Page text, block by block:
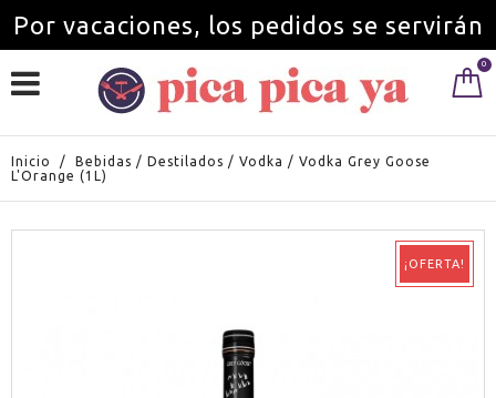
Por vacaciones, los pedidos se servirán
a partir del 1 de septiembre.
0
Inicio / Bebidas / Destilados / Vodka / Vodka Grey Goose
L'Orange (1L)
¡OFERTA!